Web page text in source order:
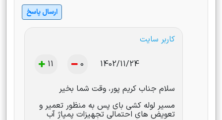
ارسال پاسخ
کاربر سایت
1402/11/24
0
11
سلام جناب کریم پور، وقت شما بخیر
مسیر لوله کشی بای پس به منظور تعمیر و
تعویض های احتمالی تجهیزات پمپاژ آب